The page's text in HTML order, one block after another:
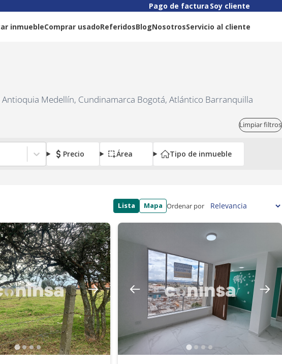
Pago de factura Soy cliente
inmuebleComprar usadoReferidosBlogNosotrosServicio al cliente
Medellín, Cundinamarca Bogotá, Atlántico Barranquilla
Limpiar filtros
Precio Área Tipo de inmueble
Lista Mapa Ordenar por